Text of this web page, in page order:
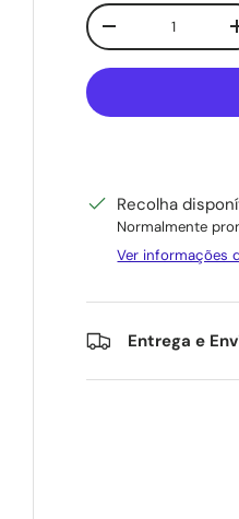
Qtd.
Diminuir
Recolha
Normalmente
Ver informações
Entrega e